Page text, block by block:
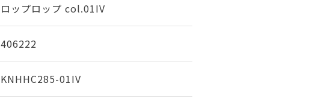
ロップロップ col.01IV
406222
KNHHC285-01IV